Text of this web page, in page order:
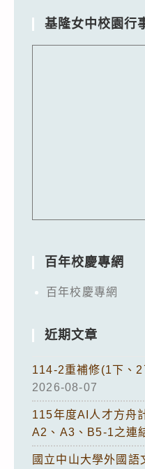
基隆女中校園行
百年校慶專網
百年校慶專網
近期文章
114-2重補修(1下、
2026-08-07
115年度AI人才方舟
A2、A3、B5-1之連
國立中山大學外國